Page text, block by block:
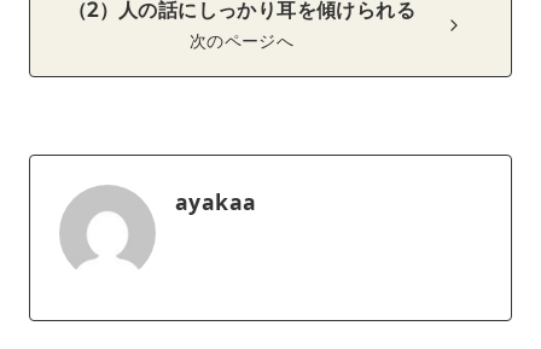
（2）人の話にしっかり耳を傾けられる
次のページへ
ayakaa